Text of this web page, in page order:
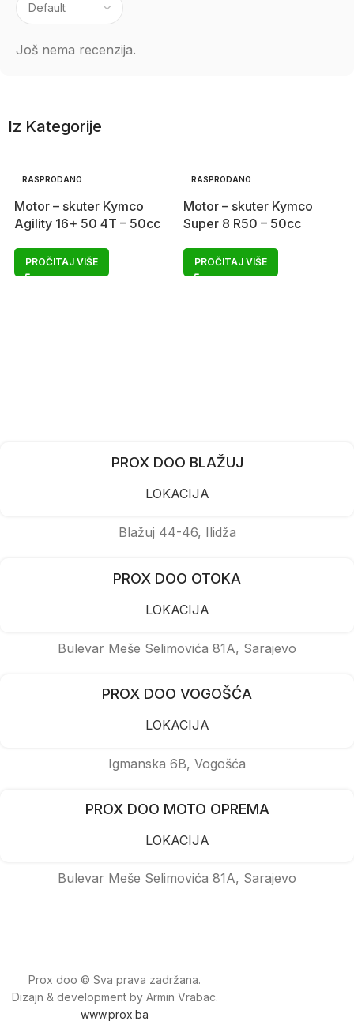
Još nema recenzija.
Iz Kategorije
RASPRODANO
Motor – skuter Kymco
Agility 16+ 50 4T – 50cc
PROČITAJ VIŠE
RASPRODANO
Motor – skuter Kymco
Super 8 R50 – 50cc
PROČITAJ VIŠE
PROX DOO BLAŽUJ
LOKACIJA
Blažuj 44-46, Ilidža
PROX DOO OTOKA
LOKACIJA
Bulevar Meše Selimovića 81A, Sarajevo
PROX DOO VOGOŠĆA
LOKACIJA
Igmanska 6B, Vogošća
PROX DOO MOTO OPREMA
LOKACIJA
Bulevar Meše Selimovića 81A, Sarajevo
Prox doo © Sva prava zadržana.
Dizajn & development by Armin Vrabac.
www.prox.ba